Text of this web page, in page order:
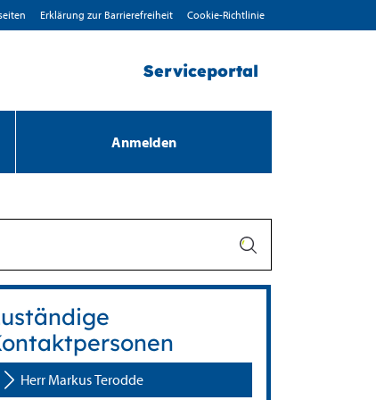
Erklärung zur Barrierefreiheit Cookie-Richtlinie
Serviceportal
Anmelden
Herr Markus Terodde